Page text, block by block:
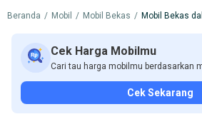
Harga Merek Dan Model
Tipe Bodi Tipe Membership
Beranda / Mobil / Mobil Bekas / Mobil Bekas
Cek Harga Mobilmu
Cari tau harga mobilmu berdasarkan
Cek Sekarang